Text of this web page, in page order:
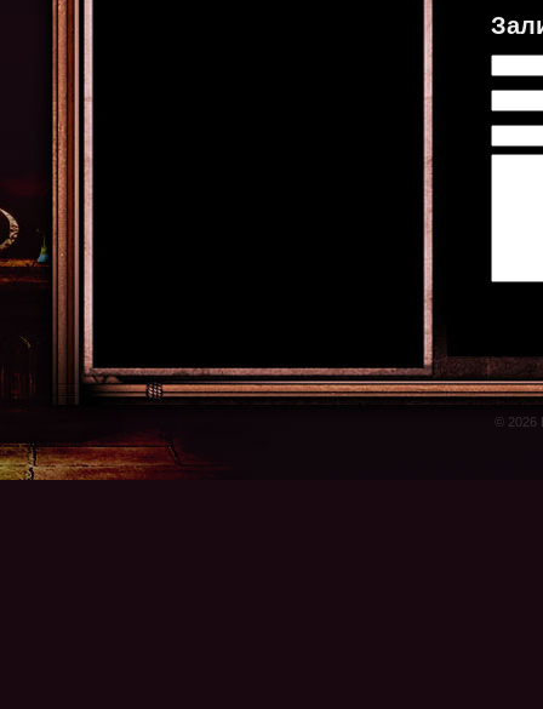
© 2026